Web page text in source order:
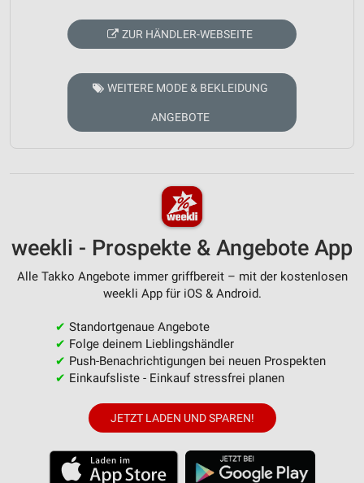
ZUR HÄNDLER-WEBSEITE
WEITERE MODE & BEKLEIDUNG
ANGEBOTE
weekli - Prospekte & Angebote App
Alle Takko Angebote immer griffbereit – mit der kostenlosen
weekli App für iOS & Android.
✔ Standortgenaue Angebote
✔ Folge deinem Lieblingshändler
✔ Push-Benachrichtigungen bei neuen Prospekten
✔ Einkaufsliste - Einkauf stressfrei planen
JETZT LADEN UND SPAREN!